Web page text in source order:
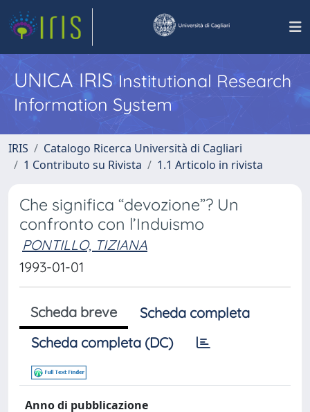
UNICA IRISInstitutional Research
Information System
IRIS
Catalogo Ricerca Università di Cagliari
1 Contributo su Rivista
1.1 Articolo in rivista
Che significa “devozione”? Un
confronto con l’Induismo
PONTILLO, TIZIANA
1993-01-01
Scheda breve
Scheda completa
Scheda completa (DC)
Anno di pubblicazione